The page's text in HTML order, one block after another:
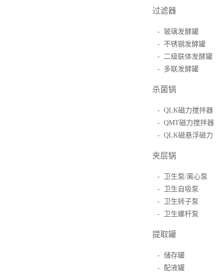
过滤器
- 玻璃发酵罐
- 不锈钢发酵罐
- 二级联体发酵罐
- 多联发酵罐
杀菌锅
- QLK磁力搅拌器
- QMT磁力搅拌器
- QLK磁悬浮磁力
夹层锅
- 卫生泵/离心泵
- 卫生自吸泵
- 卫生转子泵
- 卫生螺杆泵
提取罐
- 储存罐
- 配液罐